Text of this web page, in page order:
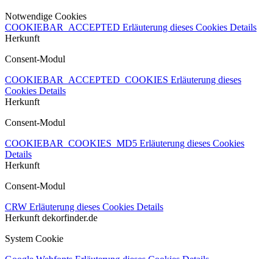
Notwendige Cookies
COOKIEBAR_ACCEPTED Erläuterung dieses Cookies Details
Herkunft
Consent-Modul
COOKIEBAR_ACCEPTED_COOKIES Erläuterung dieses
Cookies Details
Herkunft
Consent-Modul
COOKIEBAR_COOKIES_MD5 Erläuterung dieses Cookies
Details
Herkunft
Consent-Modul
CRW Erläuterung dieses Cookies Details
Herkunft dekorfinder.de
System Cookie